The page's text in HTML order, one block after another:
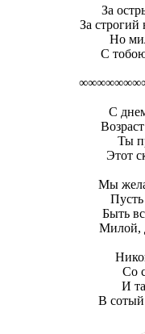
За
За строгий
Но
С
С
Ты
Этот
Мы
Пусть
Быть
Милой,
Со
И
В сотый